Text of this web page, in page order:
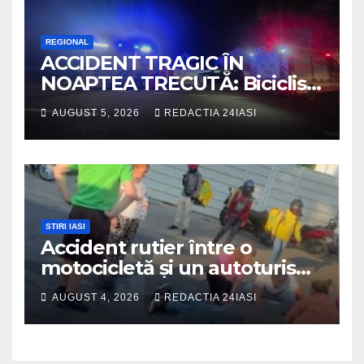
REGIONAL
ACCIDENT TRAGIC ÎN
NOAPTEA TRECUTĂ: Biciclist
de 60 de ani, spulberat de o
dubiță
AUGUST 5, 2026 REDACTIA 24IASI
STIRI IASI
Accident rutier între o
motocicletă și un autoturism
soldat cu un rănit
AUGUST 4, 2026 REDACTIA 24IASI